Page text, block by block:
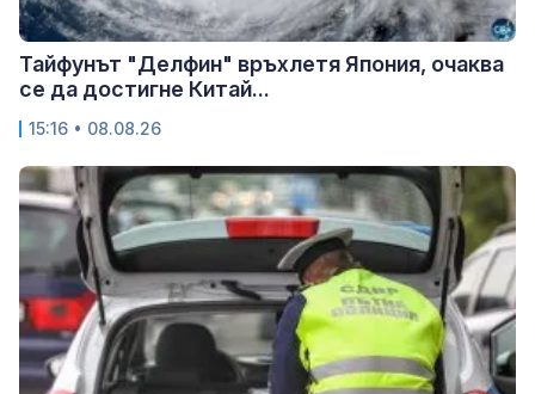
Тайфунът "Делфин" връхлетя Япония, очаква
се да достигне Китай...
15:16 • 08.08.26